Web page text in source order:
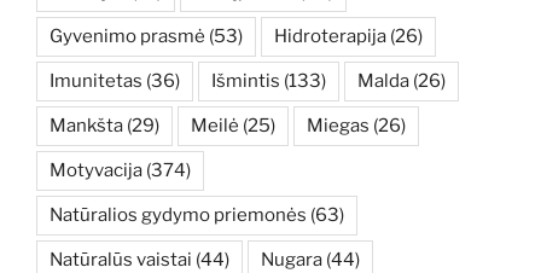
Gyvenimo prasmė (53) Hidroterapija (26)
Imunitetas (36) Išmintis (133) Malda (26)
Mankšta (29) Meilė (25) Miegas (26)
Motyvacija (374)
Natūralios gydymo priemonės (63)
Natūralūs vaistai (44) Nugara (44)